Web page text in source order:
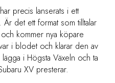
precis lanserats i ett
det ett format som tilltalar
kommer nya köpare
i blodet och klarar den av
i Högsta Växeln och ta
XV presterar.